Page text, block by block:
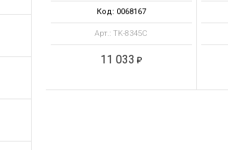
Код: 0068167
Арт.: TK-8345C
11 033